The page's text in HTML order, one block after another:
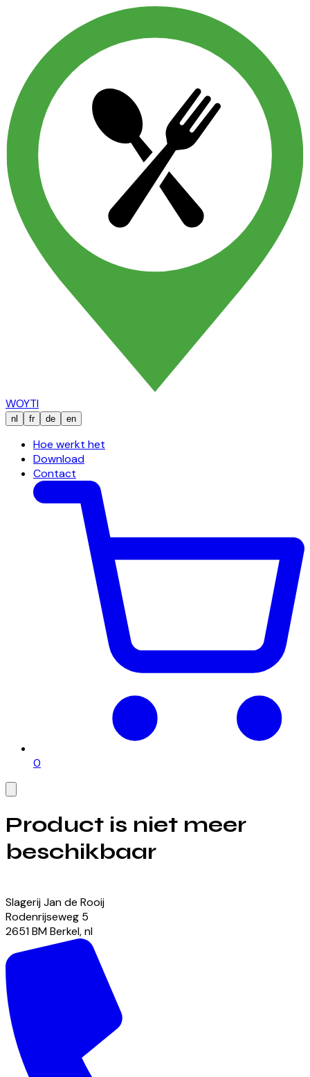
WOYTI
nl fr de en
Hoe werkt het
Download
Contact
0
Product is niet meer
beschikbaar
Slagerij Jan de Rooij
Rodenrijseweg 5
2651 BMBerkel,nl